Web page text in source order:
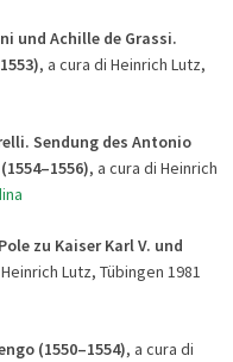
und Achille de Grassi.
1553), a cura di Heinrich Lutz,
Sendung des Antonio
–1556), a cura di Heinrich
zu Kaiser Karl V. und
Lutz, Tübingen 1981
(1550–1554), a cura di